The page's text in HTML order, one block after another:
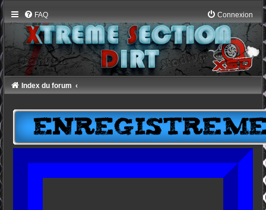
FAQ Connexion
Index du forum